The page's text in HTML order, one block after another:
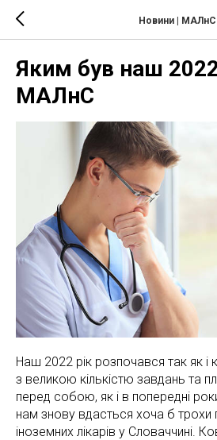
Новини | МАЛнС
Яким був наш 2022
МАЛнС
Наш 2022 рік розпочався так як і
з великою кількістю завдань та
перед собою, як і в попередні
нам знову вдасться хоча б трохи
іноземних лікарів у Словаччині.